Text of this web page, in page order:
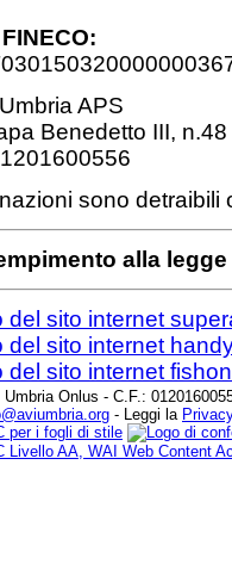
APS
Benedetto III, n.48
sono detraibili
alla
Onlus - C.F.:
- Leggi la